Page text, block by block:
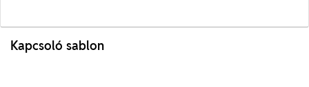
Kapcsoló sablon